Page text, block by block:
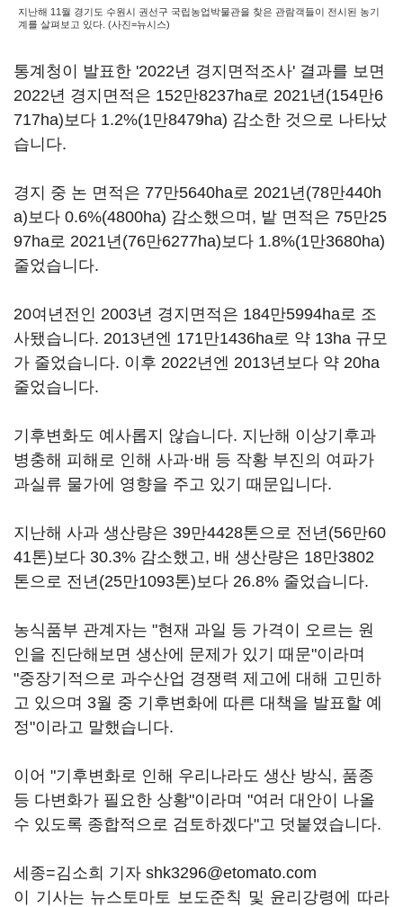
지난해 11월 경기도 수원시 권선구 국립농업박물관을 찾은 관람객들이 전시된 농기
계를 살펴보고 있다. (사진=뉴시스)
통계청이 발표한 '2022년 경지면적조사' 결과를 보면
2022년 경지면적은 152만8237ha로 2021년(154만6
717ha)보다 1.2%(1만8479ha) 감소한 것으로 나타났
습니다.
경지 중 논 면적은 77만5640ha로 2021년(78만440h
a)보다 0.6%(4800ha) 감소했으며, 밭 면적은 75만25
97ha로 2021년(76만6277ha)보다 1.8%(1만3680ha)
줄었습니다.
20여년전인 2003년 경지면적은 184만5994ha로 조
사됐습니다. 2013년엔 171만1436ha로 약 13ha 규모
가 줄었습니다. 이후 2022년엔 2013년보다 약 20ha
줄었습니다.
기후변화도 예사롭지 않습니다. 지난해 이상기후과
병충해 피해로 인해 사과·배 등 작황 부진의 여파가
과실류 물가에 영향을 주고 있기 때문입니다.
지난해 사과 생산량은 39만4428톤으로 전년(56만60
41톤)보다 30.3% 감소했고, 배 생산량은 18만3802
톤으로 전년(25만1093톤)보다 26.8% 줄었습니다.
농식품부 관계자는 "현재 과일 등 가격이 오르는 원
인을 진단해보면 생산에 문제가 있기 때문"이라며
"중장기적으로 과수산업 경쟁력 제고에 대해 고민하
고 있으며 3월 중 기후변화에 따른 대책을 발표할 예
정"이라고 말했습니다.
이어 "기후변화로 인해 우리나라도 생산 방식, 품종
등 다변화가 필요한 상황"이라며 "여러 대안이 나올
수 있도록 종합적으로 검토하겠다"고 덧붙였습니다.
세종=김소희 기자 shk3296@etomato.com
이 기사는 뉴스토마토 보도준칙 및 윤리강령에 따라